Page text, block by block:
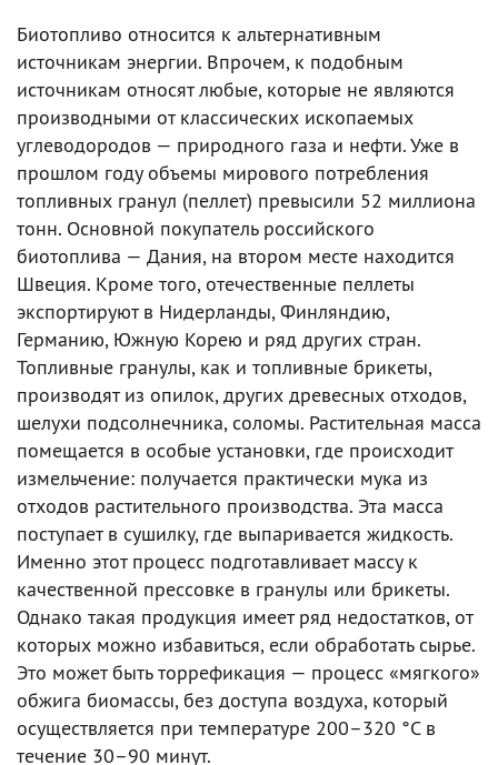
Биотопливо относится к альтернативным
источникам энергии. Впрочем, к подобным
источникам относят любые, которые не являются
производными от классических ископаемых
углеводородов — природного газа и нефти. Уже в
прошлом году объемы мирового потребления
топливных гранул (пеллет) превысили 52 миллиона
тонн. Основной покупатель российского
биотоплива — Дания, на втором месте находится
Швеция. Кроме того, отечественные пеллеты
экспортируют в Нидерланды, Финляндию,
Германию, Южную Корею и ряд других стран.
Топливные гранулы, как и топливные брикеты,
производят из опилок, других древесных отходов,
шелухи подсолнечника, соломы. Растительная масса
помещается в особые установки, где происходит
измельчение: получается практически мука из
отходов растительного производства. Эта масса
поступает в сушилку, где выпаривается жидкость.
Именно этот процесс подготавливает массу к
качественной прессовке в гранулы или брикеты.
Однако такая продукция имеет ряд недостатков, от
которых можно избавиться, если обработать сырье.
Это может быть торрефикация — процесс «мягкого»
обжига биомассы, без доступа воздуха, который
осуществляется при температуре 200–320 °С в
течение 30–90 минут.